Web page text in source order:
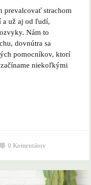
prevalcovať strachom
a už aj od ľudí,
Nám to
dovnútra sa
pomocníkov, ktorí
niekoľkými
0Komentárov